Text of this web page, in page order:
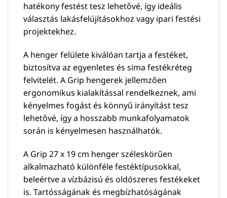
hatékony festést tesz lehetővé, így ideális
választás lakásfelújításokhoz vagy ipari festési
projektekhez.
A henger felülete kiválóan tartja a festéket,
biztosítva az egyenletes és sima festékréteg
felvitelét. A Grip hengerek jellemzően
ergonomikus kialakítással rendelkeznek, ami
kényelmes fogást és könnyű irányítást tesz
lehetővé, így a hosszabb munkafolyamatok
során is kényelmesen használhatók.
A Grip 27 x 19 cm henger széleskörűen
alkalmazható különféle festéktípusokkal,
beleértve a vízbázisú és oldószeres festékeket
is. Tartósságának és megbízhatóságának